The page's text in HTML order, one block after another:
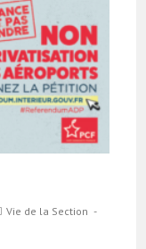
Vie de la Section